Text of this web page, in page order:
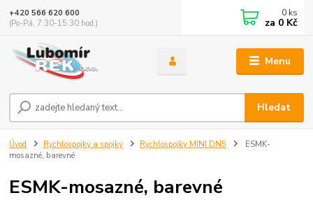
Menu
Hledat
+420 566 620 600
(Po-Pá, 7:30-15:30 hod.)
0 ks
za 0 Kč
Úvod Rychlospojky a spojky Rychlospojky MINI DN5
ESMK-
mosazné, barevné
ESMK-mosazné, barevné